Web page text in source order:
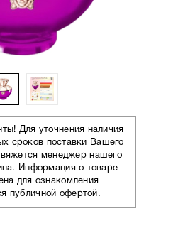
Для уточнения наличия
сроков поставки Вашего
менеджер нашего
Информация о товаре
для ознакомления
публичной офертой.